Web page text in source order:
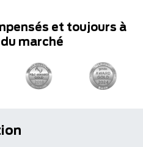
et toujours à
marché